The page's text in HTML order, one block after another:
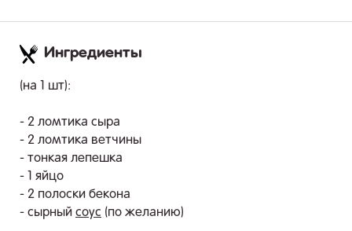
Ингредиенты
(на 1 шт):
- 2 ломтика сыра
- 2 ломтика ветчины
- тонкая лепешка
- 1 яйцо
- 2 полоски бекона
- сырный соус (по желанию)